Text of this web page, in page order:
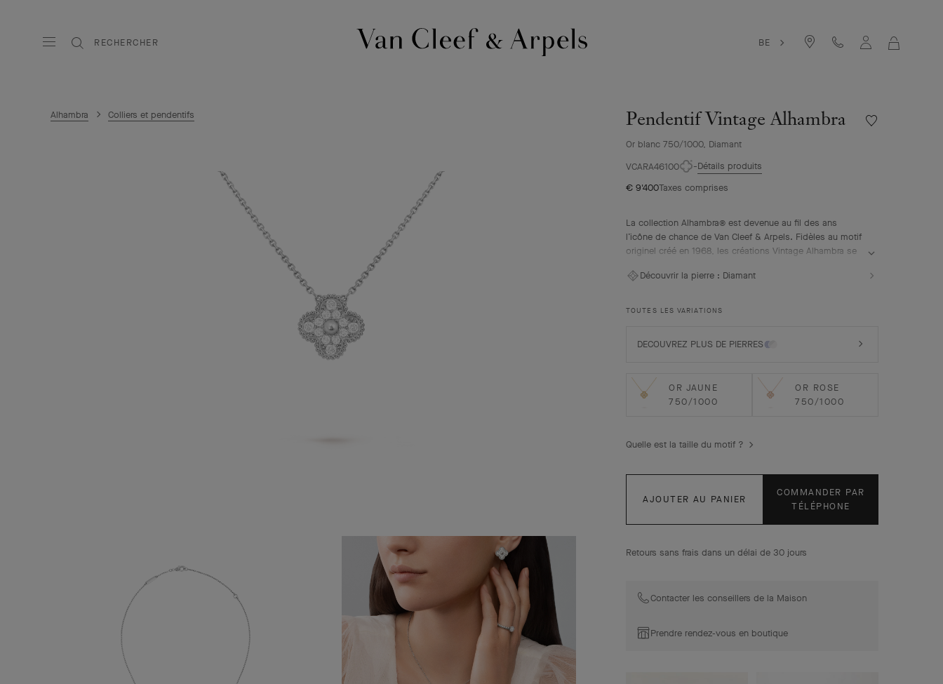
RECHERCHER
BE
Alhambra Colliers et pendentifs Pendentif Vintage Alhambra
Or blanc 750/1000, Diamant
Liste
VCARA46100
Détails produits
€ 9'400Taxes comprises
La collection Alhambra® est devenue au fil des ans
l’icône de chance de Van Cleef & Arpels. Fidèles au motif
originel créé en 1968, les créations Vintage Alhambra se
trèfle à quatre feuilles, les motifs symboles de chance
avant une large proposition de matières.
Découvrir la pierre : Diamant
TOUTES LES VARIATIONS
DECOUVREZ PLUS DE PIERRES
OR JAUNE
750/1000
OR ROSE
750/1000
Quelle est la taille du motif ?
AJOUTER AU PANIER
COMMANDER PAR
TÉLÉPHONE
Retours sans frais dans un délai de 30 jours
Contacter les conseillers de la Maison
Prendre rendez-vous en boutique